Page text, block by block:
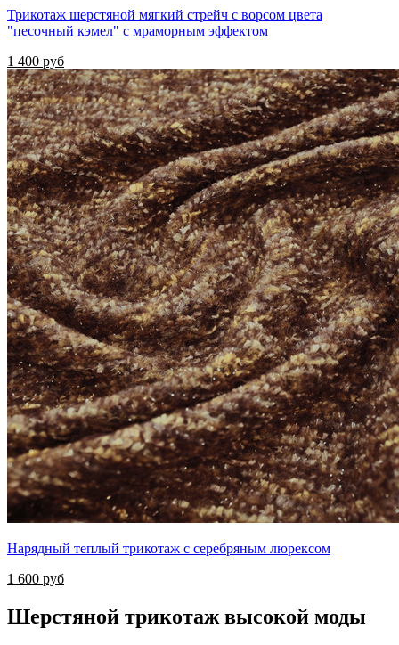
Трикотаж шерстяной мягкий стрейч с ворсом цвета
"песочный кэмел" с мраморным эффектом
1 400 руб
Нарядный теплый трикотаж с серебряным люрексом
1 600 руб
Шерстяной трикотаж высокой моды